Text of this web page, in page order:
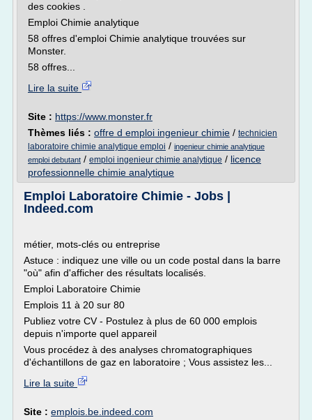
des cookies .
Emploi Chimie analytique
58 offres d'emploi Chimie analytique trouvées sur
Monster.
58 offres...
Lire la suite
Site : https://www.monster.fr
Thèmes liés : offre d emploi ingenieur chimie / technicien
laboratoire chimie analytique emploi / ingenieur chimie analytique
emploi debutant / emploi ingenieur chimie analytique / licence
professionnelle chimie analytique
Emploi Laboratoire Chimie - Jobs |
Indeed.com
métier, mots-clés ou entreprise
Astuce : indiquez une ville ou un code postal dans la barre
"où" afin d'afficher des résultats localisés.
Emploi Laboratoire Chimie
Emplois 11 à 20 sur 80
Publiez votre CV - Postulez à plus de 60 000 emplois
depuis n'importe quel appareil
Vous procédez à des analyses chromatographiques
d'échantillons de gaz en laboratoire ; Vous assistez les...
Lire la suite
Site : emplois.be.indeed.com